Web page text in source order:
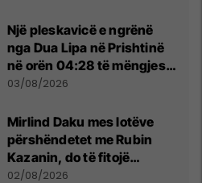
Një pleskavicë e ngrënë
nga Dua Lipa në Prishtinë
në orën 04:28 të mëngjesit
- dhe bota digjitale serbe
03/08/2026
Mirlind Daku mes lotëve
përshëndetet me Rubin
Kazanin, do të fitojë
miliona te Spartak Moska
02/08/2026